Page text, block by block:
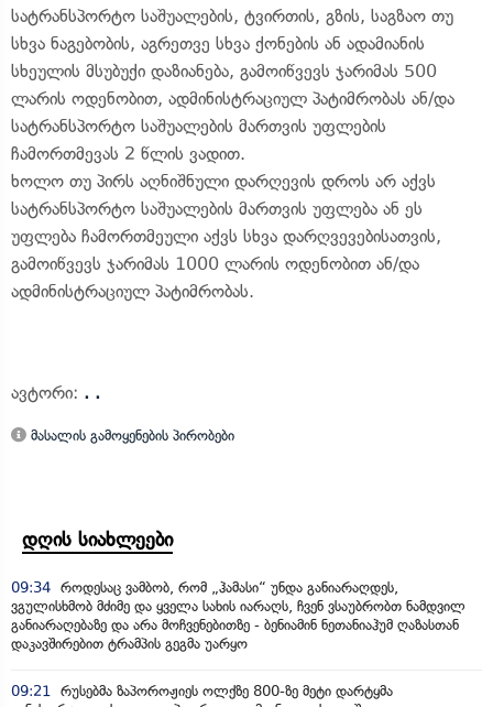
სატრანსპორტო საშუალების, ტვირთის, გზის, საგზაო თუ
სხვა ნაგებობის, აგრეთვე სხვა ქონების ან ადამიანის
სხეულის მსუბუქი დაზიანება, გამოიწვევს ჯარიმას 500
ლარის ოდენობით, ადმინისტრაციულ პატიმრობას ან/და
სატრანსპორტო საშუალების მართვის უფლების
ჩამორთმევას 2 წლის ვადით.
ხოლო თუ პირს აღნიშნული დარღევის დროს არ აქვს
სატრანსპორტო საშუალების მართვის უფლება ან ეს
უფლება ჩამორთმეული აქვს სხვა დარღვევებისათვის,
გამოიწვევს ჯარიმას 1000 ლარის ოდენობით ან/და
ადმინისტრაციულ პატიმრობას.
ავტორი: . .
მასალის გამოყენების პირობები
დღის სიახლეები
09:34 როდესაც ვამბობ, რომ „ჰამასი“ უნდა განიარაღდეს,
ვგულისხმობ მძიმე და ყველა სახის იარაღს, ჩვენ ვსაუბრობთ ნამდვილ
განიარაღებაზე და არა მოჩვენებითზე - ბენიამინ ნეთანიაჰუმ ღაზასთან
დაკავშირებით ტრამპის გეგმა უარყო
09:21 რუსებმა ზაპოროჟიეს ოლქზე 800-ზე მეტი დარტყმა